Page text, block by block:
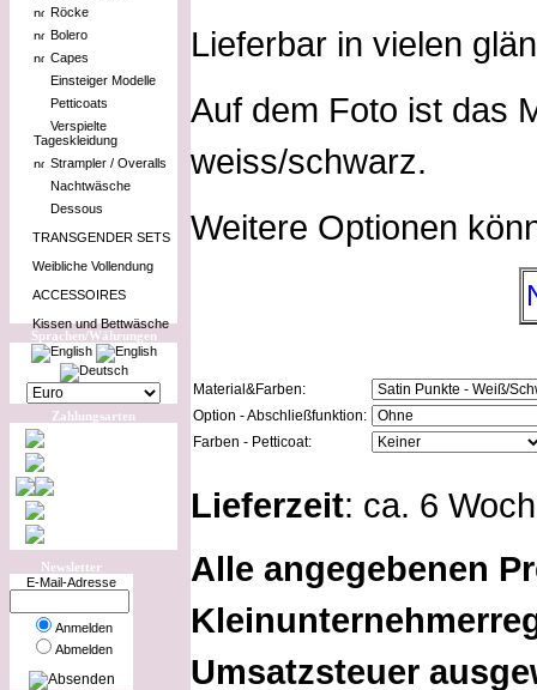
Röcke
Bolero
Capes
Einsteiger Modelle
Petticoats
Verspielte
Tageskleidung
Strampler / Overalls
Nachtwäsche
Dessous
TRANSGENDER SETS
Weibliche Vollendung
ACCESSOIRES
Kissen und Bettwäsche
Sprachen/Währungen
Zahlungsarten
Newsletter
E-Mail-Adresse
Anmelden
Abmelden
Lieferbar in vielen
Auf dem Foto ist das
weiss/schwarz.
Weitere Optionen
Material&Farben:
Option - Abschließfunktion:
Farben - Petticoat:
Lieferzeit: ca. 6
Alle angegebenen
Umsatzsteuer